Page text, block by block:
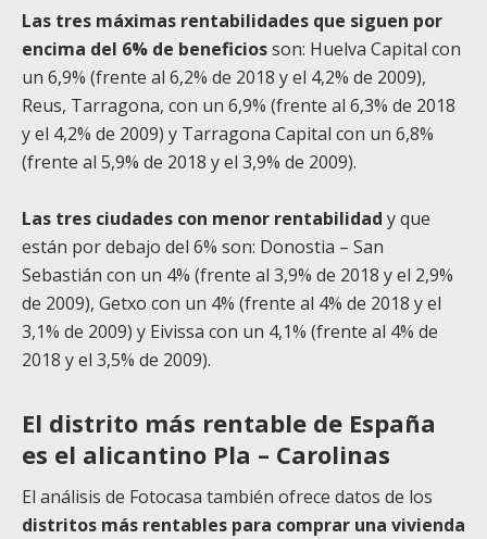
Las tres máximas rentabilidades que siguen por
encima del 6% de beneficiosson: Huelva Capital con
un 6,9% (frente al 6,2% de 2018 y el 4,2% de 2009),
Reus, Tarragona, con un 6,9% (frente al 6,3% de 2018
y el 4,2% de 2009) y Tarragona Capital con un 6,8%
(frente al 5,9% de 2018 y el 3,9% de 2009).
Las tres ciudades con menor rentabilidad y que
están por debajo del 6% son: Donostia – San
Sebastián con un 4% (frente al 3,9% de 2018 y el 2,9%
de 2009), Getxo con un 4% (frente al 4% de 2018 y el
3,1% de 2009) y Eivissa con un 4,1% (frente al 4% de
2018 y el 3,5% de 2009).
El distrito más rentable de España
es el alicantino Pla – Carolinas
El análisis de Fotocasa también ofrece datos de los
distritos más rentables para comprar una vivienda